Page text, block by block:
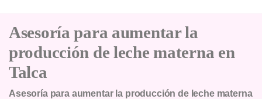
Asesoría para aumentar la
producción de leche materna en
Talca
Asesoría para aumentar la producción de leche materna